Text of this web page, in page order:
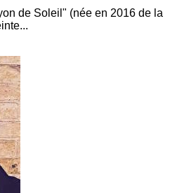
de Soleil" (née en 2016 de la